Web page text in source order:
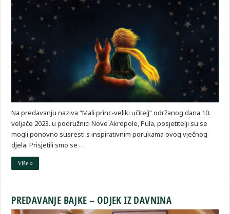
Na predavanju naziva “Mali princ-veliki učitelj” održanog dana 10.
veljače 2023. u podružnici Nove Akropole, Pula, posjetitelji su se
mogli ponovno susresti s inspirativnim porukama ovog vječnog
djela. Prisjetili smo se …
Više »
PREDAVANJE BAJKE – ODJEK IZ DAVNINA